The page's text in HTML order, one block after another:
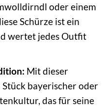
oder einem
Schürze ist ein
wertet jedes Outfit
Mit dieser
Stück bayerischer oder
das für seine